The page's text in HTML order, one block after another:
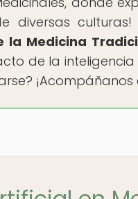
diversas
la Medicina
de la